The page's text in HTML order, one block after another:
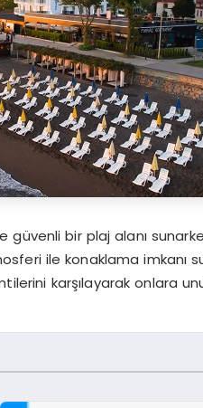
güvenli bir plaj alanı
ile konaklama imkanı
karşılayarak onlara